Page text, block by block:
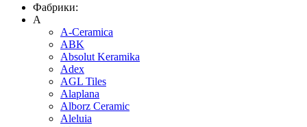
Фабрики:
A
A-Ceramica
ABK
Absolut Keramika
Adex
AGL Tiles
Alaplana
Alborz Ceramic
Aleluia